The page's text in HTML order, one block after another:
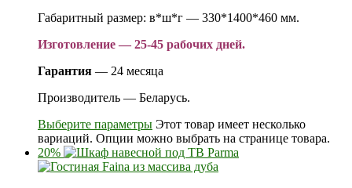
Габаритный размер: в*ш*г — 330*1400*460 мм.
Изготовление — 25-45 рабочих дней.
Гарантия — 24 месяца
Производитель — Беларусь.
Выберите параметры Этот товар имеет несколько
вариаций. Опции можно выбрать на странице товара.
20%